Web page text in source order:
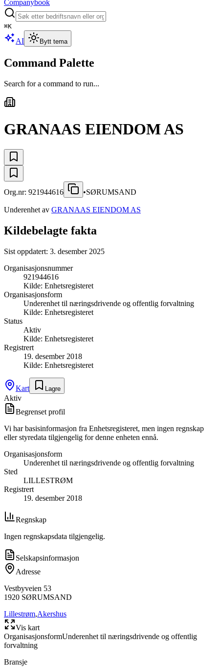
Companybook
⌘K
AI Bytt tema
Command Palette
Search for a command to run...
GRANAAS EIENDOM AS
Org.nr: 921944616 •SØRUMSAND
Underenhet av GRANAAS EIENDOM AS
Kildebelagte fakta
Sist oppdatert: 3. desember 2025
Organisasjonsnummer
921944616
Kilde: Enhetsregisteret
Organisasjonsform
Underenhet til næringsdrivende og offentlig forvaltning
Kilde: Enhetsregisteret
Status
Aktiv
Kilde: Enhetsregisteret
Registrert
19. desember 2018
Kilde: Enhetsregisteret
Kart Lagre
Aktiv
Begrenset profil
Vi har basisinformasjon fra Enhetsregisteret, men ingen regnskap
eller styredata tilgjengelig for denne enheten ennå.
Organisasjonsform
Underenhet til næringsdrivende og offentlig forvaltning
Sted
LILLESTRØM
Registrert
19. desember 2018
Regnskap
Ingen regnskapsdata tilgjengelig.
Selskapsinformasjon
Adresse
Vestbyveien 53
1920 SØRUMSAND
Lillestrøm,Akershus
Vis kart
OrganisasjonsformUnderenhet til næringsdrivende og offentlig
forvaltning
Bransje